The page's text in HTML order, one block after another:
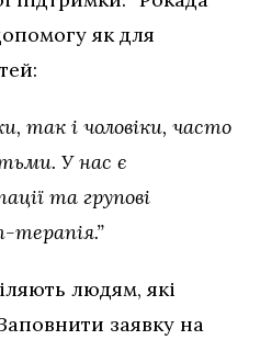
як для
так і чоловіки, часто
У нас є
та групові
людям, які
заявку на